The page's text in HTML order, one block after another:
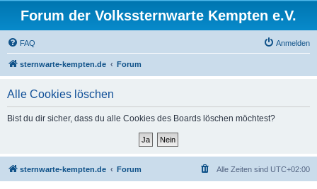
Forum der Volkssternwarte Kempten e.V.
FAQ Anmelden
sternwarte-kempten.de Forum
Alle Cookies löschen
Bist du dir sicher, dass du alle Cookies des Boards löschen möchtest?
sternwarte-kempten.de Forum Alle Zeiten sind UTC+02:00